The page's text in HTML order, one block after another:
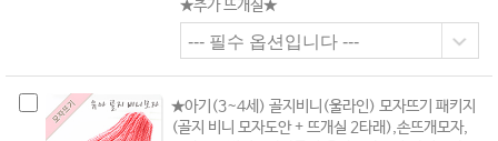
★추가 뜨개실★
★아기(3~4세) 골지비니(울라인) 모자뜨기 패키지
(골지 비니 모자도안 + 뜨개실 2타래),손뜨개모자,